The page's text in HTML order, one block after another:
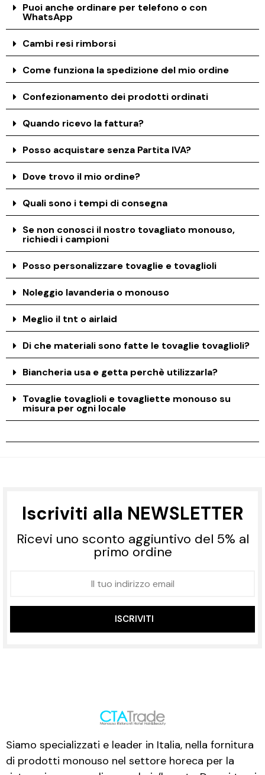
Puoi anche ordinare per telefono o con
WhatsApp
Cambi resi rimborsi
Come funziona la spedizione del mio ordine
Confezionamento dei prodotti ordinati
Quando ricevo la fattura?
Posso acquistare senza Partita IVA?
Dove trovo il mio ordine?
Quali sono i tempi di consegna
Se non conosci il nostro tovagliato monouso,
richiedi i campioni
Posso personalizzare tovaglie e tovaglioli
Noleggio lavanderia o monouso
Meglio il tnt o airlaid
Di che materiali sono fatte le tovaglie tovaglioli?
Biancheria usa e getta perchè utilizzarla?
Tovaglie tovaglioli e tovagliette monouso su
misura per ogni locale
Iscriviti alla NEWSLETTER
Ricevi uno sconto aggiuntivo del 5% al
primo ordine
ISCRIVITI
Siamo specializzati e leader in Italia, nella fornitura
di prodotti monouso nel settore horeca per la